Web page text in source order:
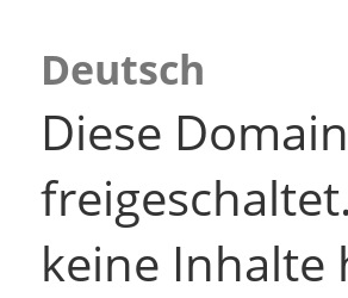
Deutsch
Diese
keine Inhalte